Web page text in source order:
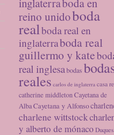
inglaterraboda en
reino unidoboda
realboda real en
inglaterraboda real
guillermo y kate
real inglesabodas
reales carlos de inglaterra casa
catherine middletonCayetana de
AlbaCayetana y Alfonso
charlene wittstock
y alberto de mónaco